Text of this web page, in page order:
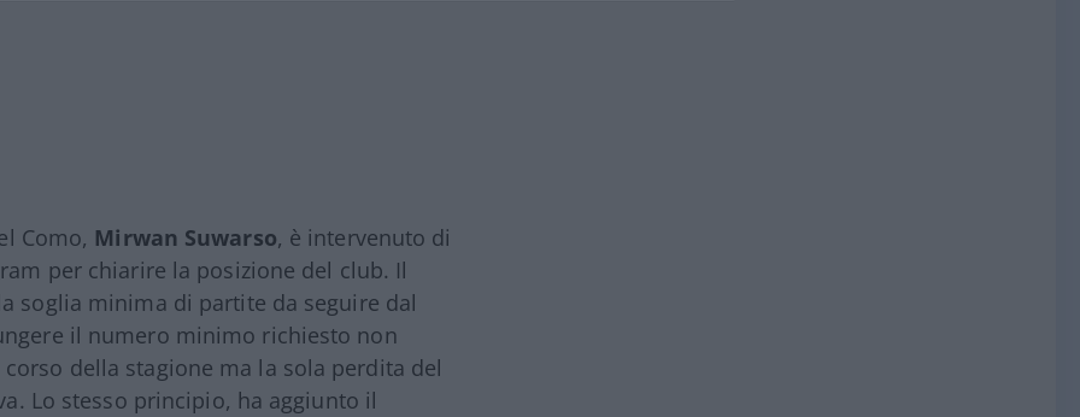
Como, Mirwan Suwarso, è intervenuto di
per chiarire la posizione del club. Il
soglia minima di partite da seguire dal
il numero minimo richiesto non
della stagione ma la sola perdita del
Lo stesso principio, ha aggiunto il